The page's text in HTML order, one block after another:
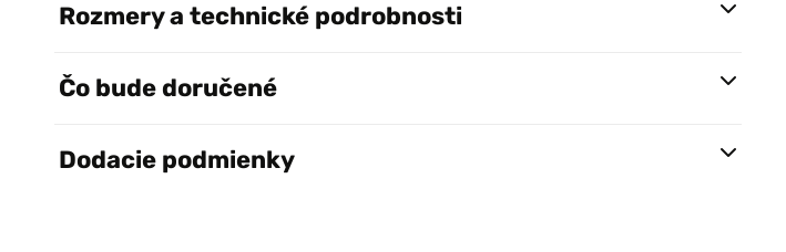
Rozmery a technické podrobnosti
Čo bude doručené
Dodacie podmienky